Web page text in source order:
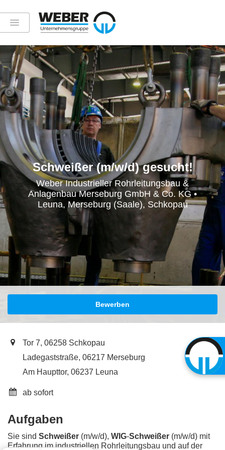
Schweißer (m/w/d) gesucht!
Weber Industrieller Rohrleitungsbau &
Anlagenbau Merseburg GmbH & Co. KG •
Leuna, Merseburg (Saale), Schkopau
Bewerben
Tor 7, 06258 Schkopau
Ladegaststraße, 06217 Merseburg
Am Haupttor, 06237 Leuna
ab sofort
Aufgaben
Sie sind Schweißer (m/w/d), WIG-Schweißer (m/w/d) mit
Erfahrung im industriellen Rohrleitungsbau und auf der